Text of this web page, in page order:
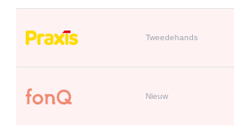
Tweedehands
Nieuw